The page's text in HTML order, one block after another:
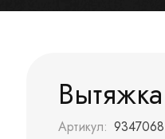
Артикул: 9347068